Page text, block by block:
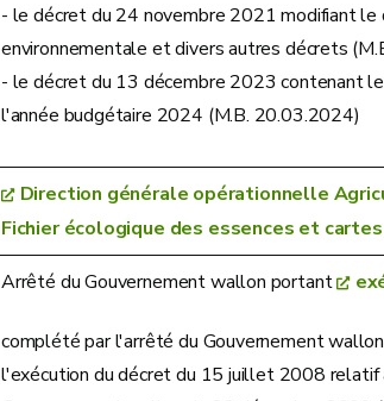
- le décret du 24 novembre 2021 modifiant
environnementale et divers autres décrets
- le décret du 13 décembre 2023 contenant
l'année budgétaire 2024 (M.B. 20.03.2024)
Direction générale opérationnelle
Fichier écologique des essences et
Arrêté du Gouvernement wallon portant
complété par l'arrêté du Gouvernement
l'exécution du décret du 15 juillet 2008